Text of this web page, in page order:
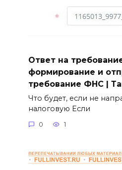
Ответ на
формирование и
требование ФНС |
Что будет, если не
налоговую Если
0 1